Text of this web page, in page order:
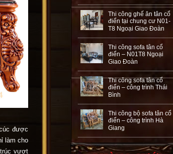
được
làm cho
trúc vượt
Thi công ghế ăn tân cổ
điển tại chung cư N01-
T8 Ngoại Giao Đoàn
Thi công sofa tân cổ
điển – N01T8 Ngoại
Giao Đoàn
Thi công sofa tân cổ
điển – công trình Thái
Bình
Thi công bộ sofa tân cổ
điển – công trình Hà
Giang